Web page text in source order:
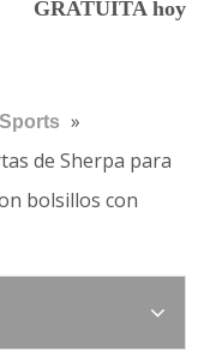
Français
Deutsch
Italiano
GRATUITA hoy
Sports »
de Sherpa para
bolsillos con